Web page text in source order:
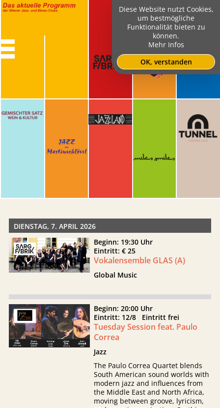
DIENSTAG, 7. APRIL 2026
Beginn: 19:30 Uhr
Eintritt: € 25
Vokalensemble GLAS (A)
Global Music
Beginn: 20:00 Uhr
Eintritt: 12/8 Eintritt frei
Tuesday Session feat. Paulo
Correa
Jazz
The Paulo Correa Quartet blends
South American sound worlds with
modern jazz and influences from
the Middle East and North Africa,
moving between groove, lyricism,
Diese Website nutzt Cookies,
um bestmögliche
Funktionalität bieten zu
können.
Mehr Infos
OK, verstanden